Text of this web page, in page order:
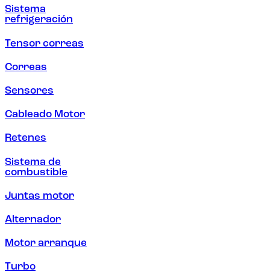
Sistema
refrigeración
Tensor correas
Correas
Sensores
Cableado Motor
Retenes
Sistema de
combustible
Juntas motor
Alternador
Motor arranque
Turbo